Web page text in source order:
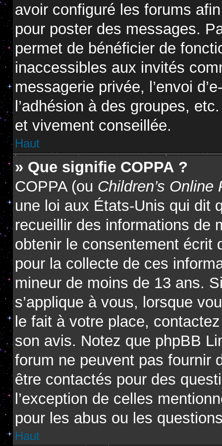
avoir configuré les forums
pour poster des messages.
permet de bénéficier de
inaccessibles aux invités
messagerie privée, l’envoi
l’adhésion à des groupes,
et vivement conseillée.
Haut
» Que signifie COPPA ?
COPPA (ou Children’s
une loi aux États-Unis qui dit
recueillir des informations de
obtenir le consentement écrit
pour la collecte de ces
mineur de moins de 13 ans.
s’applique à vous, lorsque
le fait à votre place,
son avis. Notez que phpBB
forum ne peuvent pas fournir
être contactés pour des
l’exception de celles
pour les abus ou les
Haut